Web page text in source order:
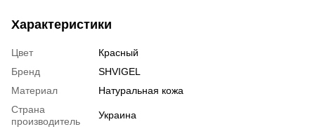
Характеристики
Цвет
Красный
Бренд
SHVIGEL
Материал
Натуральная кожа
Страна
производитель
Украина